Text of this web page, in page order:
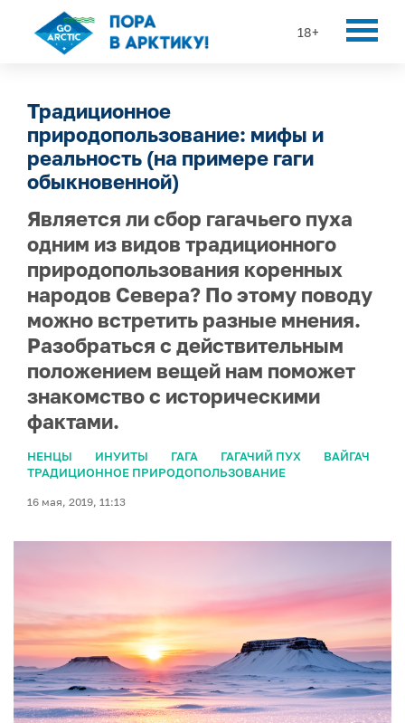
18+
Традиционное
природопользование: мифы и
реальность (на примере гаги
обыкновенной)
Является ли сбор гагачьего пуха
одним из видов традиционного
природопользования коренных
народов Севера? По этому поводу
можно встретить разные мнения.
Разобраться с действительным
положением вещей нам поможет
знакомство с историческими
фактами.
НЕНЦЫ ИНУИТЫ ГАГА ГАГАЧИЙ ПУХ
ВАЙГАЧ
ТРАДИЦИОННОЕ ПРИРОДОПОЛЬЗОВАНИЕ
16 мая, 2019, 11:13